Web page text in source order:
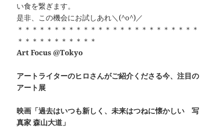
い食を繋ぎます。
是非、この機会にお試しあれ＼(^o^)／
＊＊＊＊＊＊＊＊＊＊＊＊＊＊＊＊＊＊＊＊＊＊＊＊＊
＊＊＊＊＊＊＊＊＊＊＊
Art Focus @Tokyo
アートライターのヒロさんがご紹介くださる今、注目の
アート展
映画「過去はいつも新しく、未来はつねに懐かしい 写
真家 森山大道」